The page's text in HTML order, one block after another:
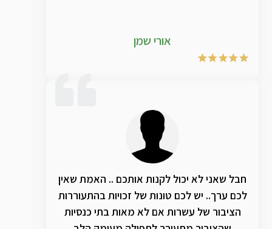
אורי שמן
חבל שאני לא יכול לקנות אותכם .. האמת שאין
לכם ערך.. יש לכם טונות של זכויות בהתעוררות
הציבור של עשרות אם לא מאות בתי כנסיות